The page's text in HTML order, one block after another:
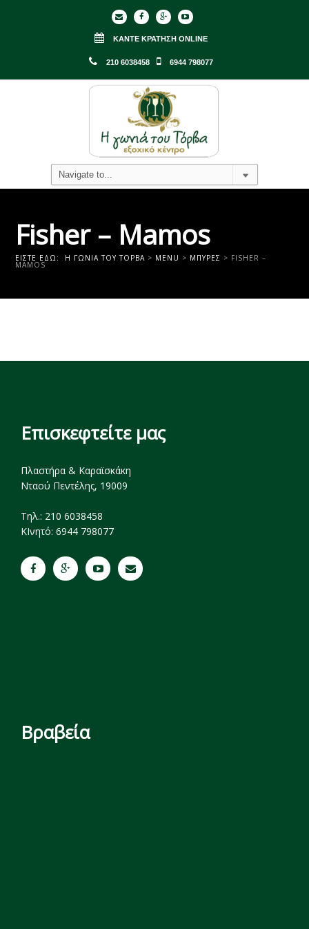
ΚΆΝΤΕ ΚΡΆΤΗΣΗ ONLINE
210 6038458 6944 798077
Fisher – Mamos
ΕΊΣΤΕ ΕΔΏ: Η ΓΩΝΙΑ ΤΟΥ ΤΟΡΒΑ > MENU > ΜΠΎΡΕΣ > FISHER –
MAMOS
Επισκεφτείτε μας
Πλαστήρα & Καραϊσκάκη
Νταού Πεντέλης, 19009
Tηλ.: 210 6038458
ΚΙνητό: 6944 798077
Βραβεία